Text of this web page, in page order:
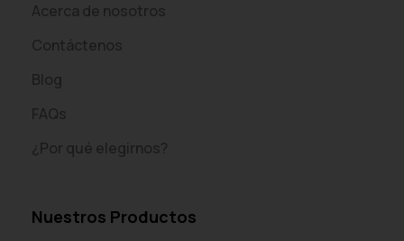
Acerca de nosotros
Contáctenos
Blog
FAQs
¿Por qué elegirnos?
Nuestros Productos